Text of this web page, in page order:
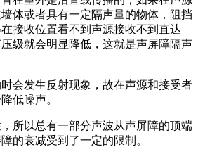
体或者具有一定隔声量的物体，阻挡
接收位置看不到声源接收不到直达
级就会明显降低，这就是声屏障隔声
会发生反射现象，故在声源和接受者
低噪声。
所以总有一部分声波从声屏障的顶端
的衰减受到了一定的限制。